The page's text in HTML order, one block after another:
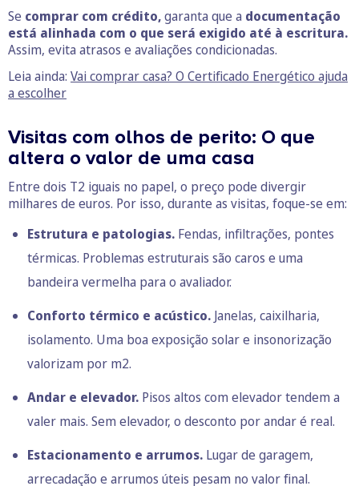
Se comprar com crédito,garanta que a documentação
está alinhada com o que será exigido até à escritura.
Assim, evita atrasos e avaliações condicionadas.
Leia ainda: Vai comprar casa? O Certificado Energético ajuda
a escolher
Visitas com olhos de perito: O que
altera o valor de uma casa
Entre dois T2 iguais no papel, o preço pode divergir
milhares de euros. Por isso, durante as visitas, foque-se em:
Estrutura e patologias. Fendas, infiltrações, pontes
térmicas. Problemas estruturais são caros e uma
bandeira vermelha para o avaliador.
Conforto térmico e acústico. Janelas, caixilharia,
isolamento. Uma boa exposição solar e insonorização
valorizam por m2.
Andar e elevador. Pisos altos com elevador tendem a
valer mais. Sem elevador, o desconto por andar é real.
Estacionamento e arrumos. Lugar de garagem,
arrecadação e arrumos úteis pesam no valor final.